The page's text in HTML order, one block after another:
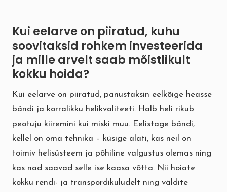
Kui eelarve on piiratud, kuhu
soovitaksid rohkem investeerida
ja mille arvelt saab mõistlikult
kokku hoida?
Kui eelarve on piiratud, panustaksin eelkõige heasse
bändi ja korralikku helikvaliteeti. Halb heli rikub
peotuju kiiremini kui miski muu. Eelistage bändi,
kellel on oma tehnika – küsige alati, kas neil on
toimiv helisüsteem ja põhiline valgustus olemas ning
kas nad saavad selle ise kaasa võtta. Nii hoiate
kokku rendi- ja transpordikuludelt ning väldite